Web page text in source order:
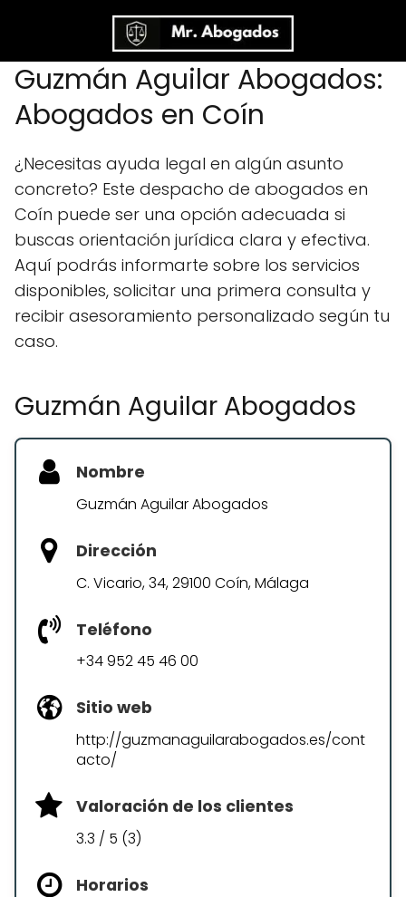
Guzmán Aguilar Abogados:
Abogados en Coín
¿Necesitas ayuda legal en algún asunto
concreto? Este despacho de abogados en
Coín puede ser una opción adecuada si
buscas orientación jurídica clara y efectiva.
Aquí podrás informarte sobre los servicios
disponibles, solicitar una primera consulta y
recibir asesoramiento personalizado según tu
caso.
Guzmán Aguilar Abogados
Nombre
Guzmán Aguilar Abogados
Dirección
C. Vicario, 34, 29100 Coín, Málaga
Teléfono
+34 952 45 46 00
Sitio web
http://guzmanaguilarabogados.es/cont
acto/
Valoración de los clientes
3.3 / 5 (3)
Horarios